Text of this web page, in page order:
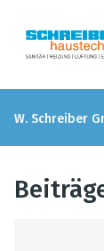
W. Schreiber